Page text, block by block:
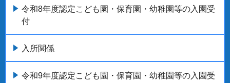
令和8年度認定こども園・保育園・幼稚園等の入園受
付
入所関係
令和9年度認定こども園・保育園・幼稚園等の入園受